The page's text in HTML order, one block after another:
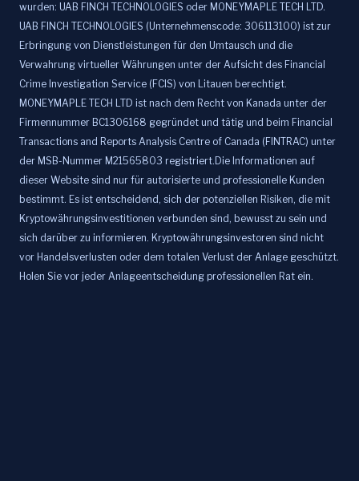
wurden: UAB FINCH TECHNOLOGIES oder MONEYMAPLE TECH LTD.
UAB FINCH TECHNOLOGIES (Unternehmenscode: 306113100) ist zur
Erbringung von Dienstleistungen für den Umtausch und die
Verwahrung virtueller Währungen unter der Aufsicht des Financial
Crime Investigation Service (FCIS) von Litauen berechtigt.
MONEYMAPLE TECH LTD ist nach dem Recht von Kanada unter der
Firmennummer BC1306168 gegründet und tätig und beim Financial
Transactions and Reports Analysis Centre of Canada (FINTRAC) unter
der MSB-Nummer M21565803 registriert.Die Informationen auf
dieser Website sind nur für autorisierte und professionelle Kunden
bestimmt. Es ist entscheidend, sich der potenziellen Risiken, die mit
Kryptowährungsinvestitionen verbunden sind, bewusst zu sein und
sich darüber zu informieren. Kryptowährungsinvestoren sind nicht
vor Handelsverlusten oder dem totalen Verlust der Anlage geschützt.
Holen Sie vor jeder Anlageentscheidung professionellen Rat ein.